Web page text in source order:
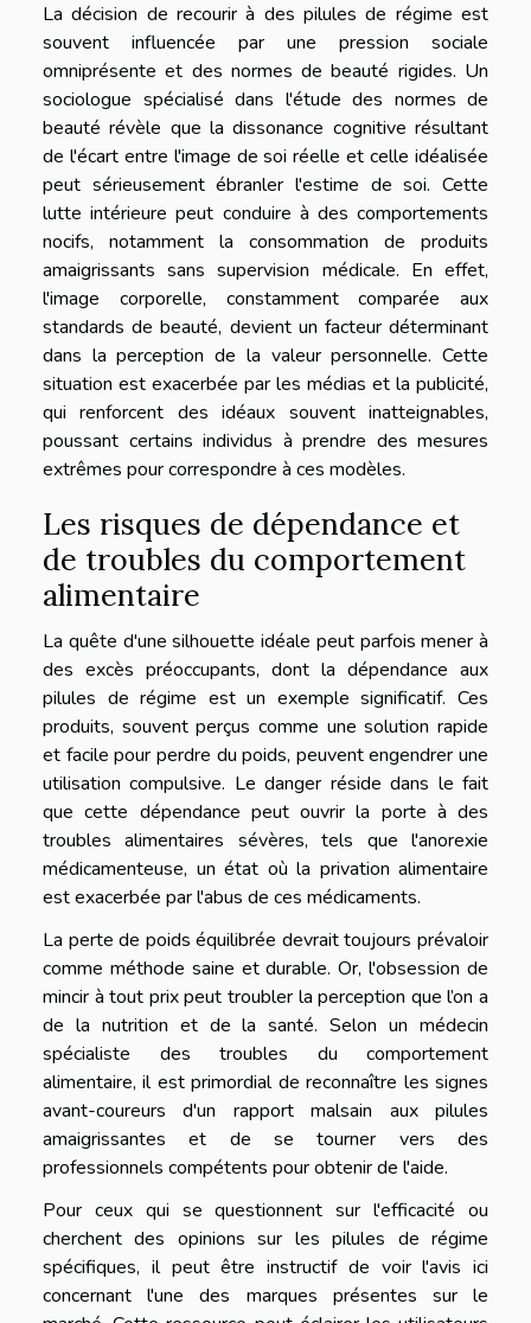
La décision de recourir à des pilules de régime est
souvent influencée par une pression sociale
omniprésente et des normes de beauté rigides. Un
sociologue spécialisé dans l'étude des normes de
beauté révèle que la dissonance cognitive résultant
de l'écart entre l'image de soi réelle et celle idéalisée
peut sérieusement ébranler l'estime de soi. Cette
lutte intérieure peut conduire à des comportements
nocifs, notamment la consommation de produits
amaigrissants sans supervision médicale. En effet,
l'image corporelle, constamment comparée aux
standards de beauté, devient un facteur déterminant
dans la perception de la valeur personnelle. Cette
situation est exacerbée par les médias et la publicité,
qui renforcent des idéaux souvent inatteignables,
poussant certains individus à prendre des mesures
extrêmes pour correspondre à ces modèles.
Les risques de dépendance et
de troubles du comportement
alimentaire
La quête d'une silhouette idéale peut parfois mener à
des excès préoccupants, dont la dépendance aux
pilules de régime est un exemple significatif. Ces
produits, souvent perçus comme une solution rapide
et facile pour perdre du poids, peuvent engendrer une
utilisation compulsive. Le danger réside dans le fait
que cette dépendance peut ouvrir la porte à des
troubles alimentaires sévères, tels que l'anorexie
médicamenteuse, un état où la privation alimentaire
est exacerbée par l'abus de ces médicaments.
La perte de poids équilibrée devrait toujours prévaloir
comme méthode saine et durable. Or, l'obsession de
mincir à tout prix peut troubler la perception que l’on a
de la nutrition et de la santé. Selon un médecin
spécialiste des troubles du comportement
alimentaire, il est primordial de reconnaître les signes
avant-coureurs d'un rapport malsain aux pilules
amaigrissantes et de se tourner vers des
professionnels compétents pour obtenir de l'aide.
Pour ceux qui se questionnent sur l'efficacité ou
cherchent des opinions sur les pilules de régime
spécifiques, il peut être instructif de voir l'avis ici
concernant l'une des marques présentes sur le